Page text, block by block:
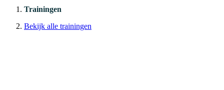
Trainingen
Bekijk alle trainingen